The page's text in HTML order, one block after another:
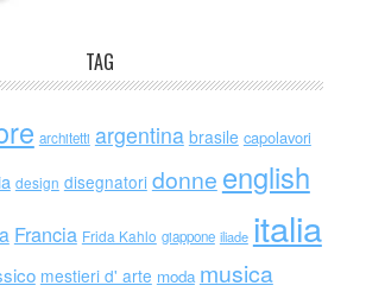
TAG
architetti argentina brasile capolavori
design disegnatori donne english
Francia Frida Kahlo giappone iliade italia
mestieri d' arte moda musica